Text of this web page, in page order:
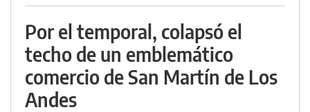
Por el temporal, colapsó el
techo de un emblemático
comercio de San Martín de Los
Andes